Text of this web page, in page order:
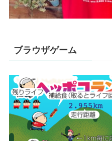
ブラウザゲーム